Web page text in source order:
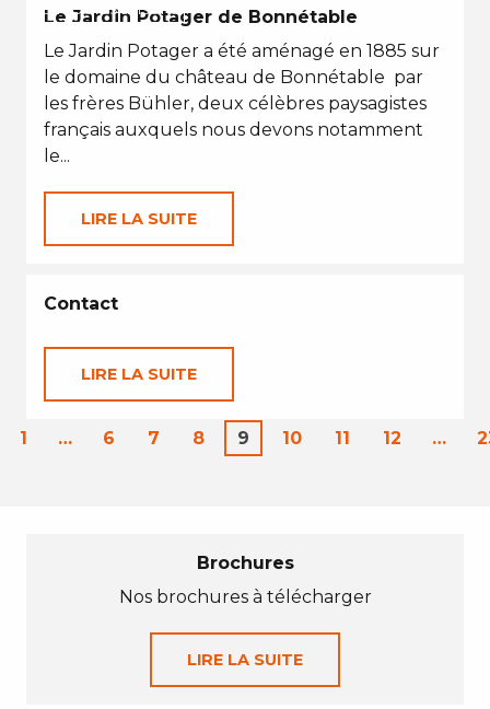
EN TOUTES SAISONS
Le Jardin Potager de Bonnétable
Le Jardin Potager a été aménagé en 1885 sur
le domaine du château de Bonnétable par
les frères Bühler, deux célèbres paysagistes
français auxquels nous devons notamment
le...
LIRE LA SUITE
Contact
LIRE LA SUITE
1 … 6 7 8 9 10 11 12 …
Brochures
Nos brochures à télécharger
LIRE LA SUITE